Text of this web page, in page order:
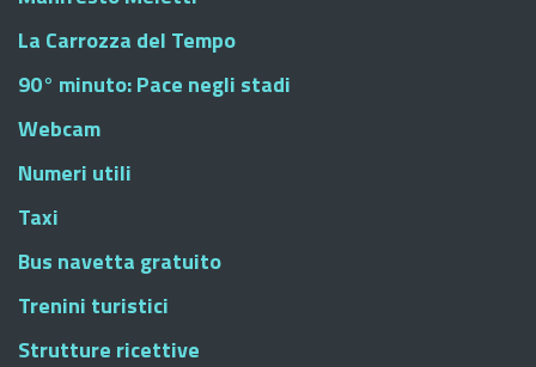
La Carrozza del Tempo
90° minuto: Pace negli stadi
Webcam
Numeri utili
Taxi
Bus navetta gratuito
Trenini turistici
Strutture ricettive